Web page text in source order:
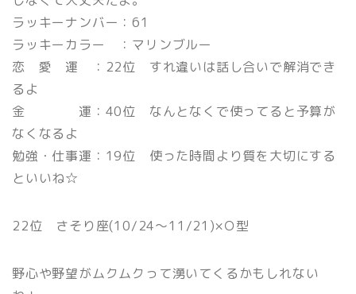
ラッキーナンバー：61
ラッキーカラー ：マリンブルー
恋 愛 運 ：22位 すれ違いは話し合いで解消でき
るよ
金 運：40位 なんとなくで使ってると予算が
なくなるよ
勉強・仕事運：19位 使った時間より質を大切にする
といいね☆
22位 さそり座(10/24〜11/21)×Ｏ型
野心や野望がムクムクって湧いてくるかもしれない